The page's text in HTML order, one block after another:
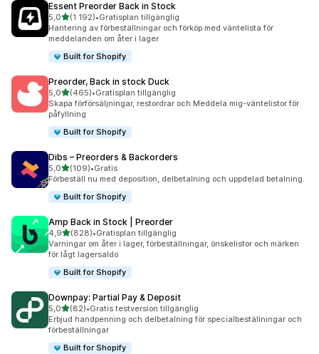
Essent Preorder Back in Stock
5,0av 5 stjärnor
(1 192)
1192 recensioner totalt
•Gratisplan tillgänglig
Hantering av förbeställningar och förköp med väntelista för
meddelanden om åter i lager
Built for Shopify
Preorder, Back in stock Duck
5,0av 5 stjärnor
(465)
465 recensioner totalt
•Gratisplan tillgänglig
Skapa förförsäljningar, restordrar och Meddela mig-väntelistor för
påfyllning
Built for Shopify
Dibs – Preorders & Backorders
5,0av 5 stjärnor
(109)
109 recensioner totalt
•Gratis
Förbeställ nu med deposition, delbetalning och uppdelad betalning.
Built for Shopify
Amp Back in Stock | Preorder
4,9av 5 stjärnor
(828)
828 recensioner totalt
•Gratisplan tillgänglig
Varningar om åter i lager, förbeställningar, önskelistor och märken
för lågt lagersaldo
Built for Shopify
Downpay: Partial Pay & Deposit
5,0av 5 stjärnor
(82)
82 recensioner totalt
•Gratis testversion tillgänglig
Erbjud handpenning och delbetalning för specialbeställningar och
förbeställningar
Built for Shopify